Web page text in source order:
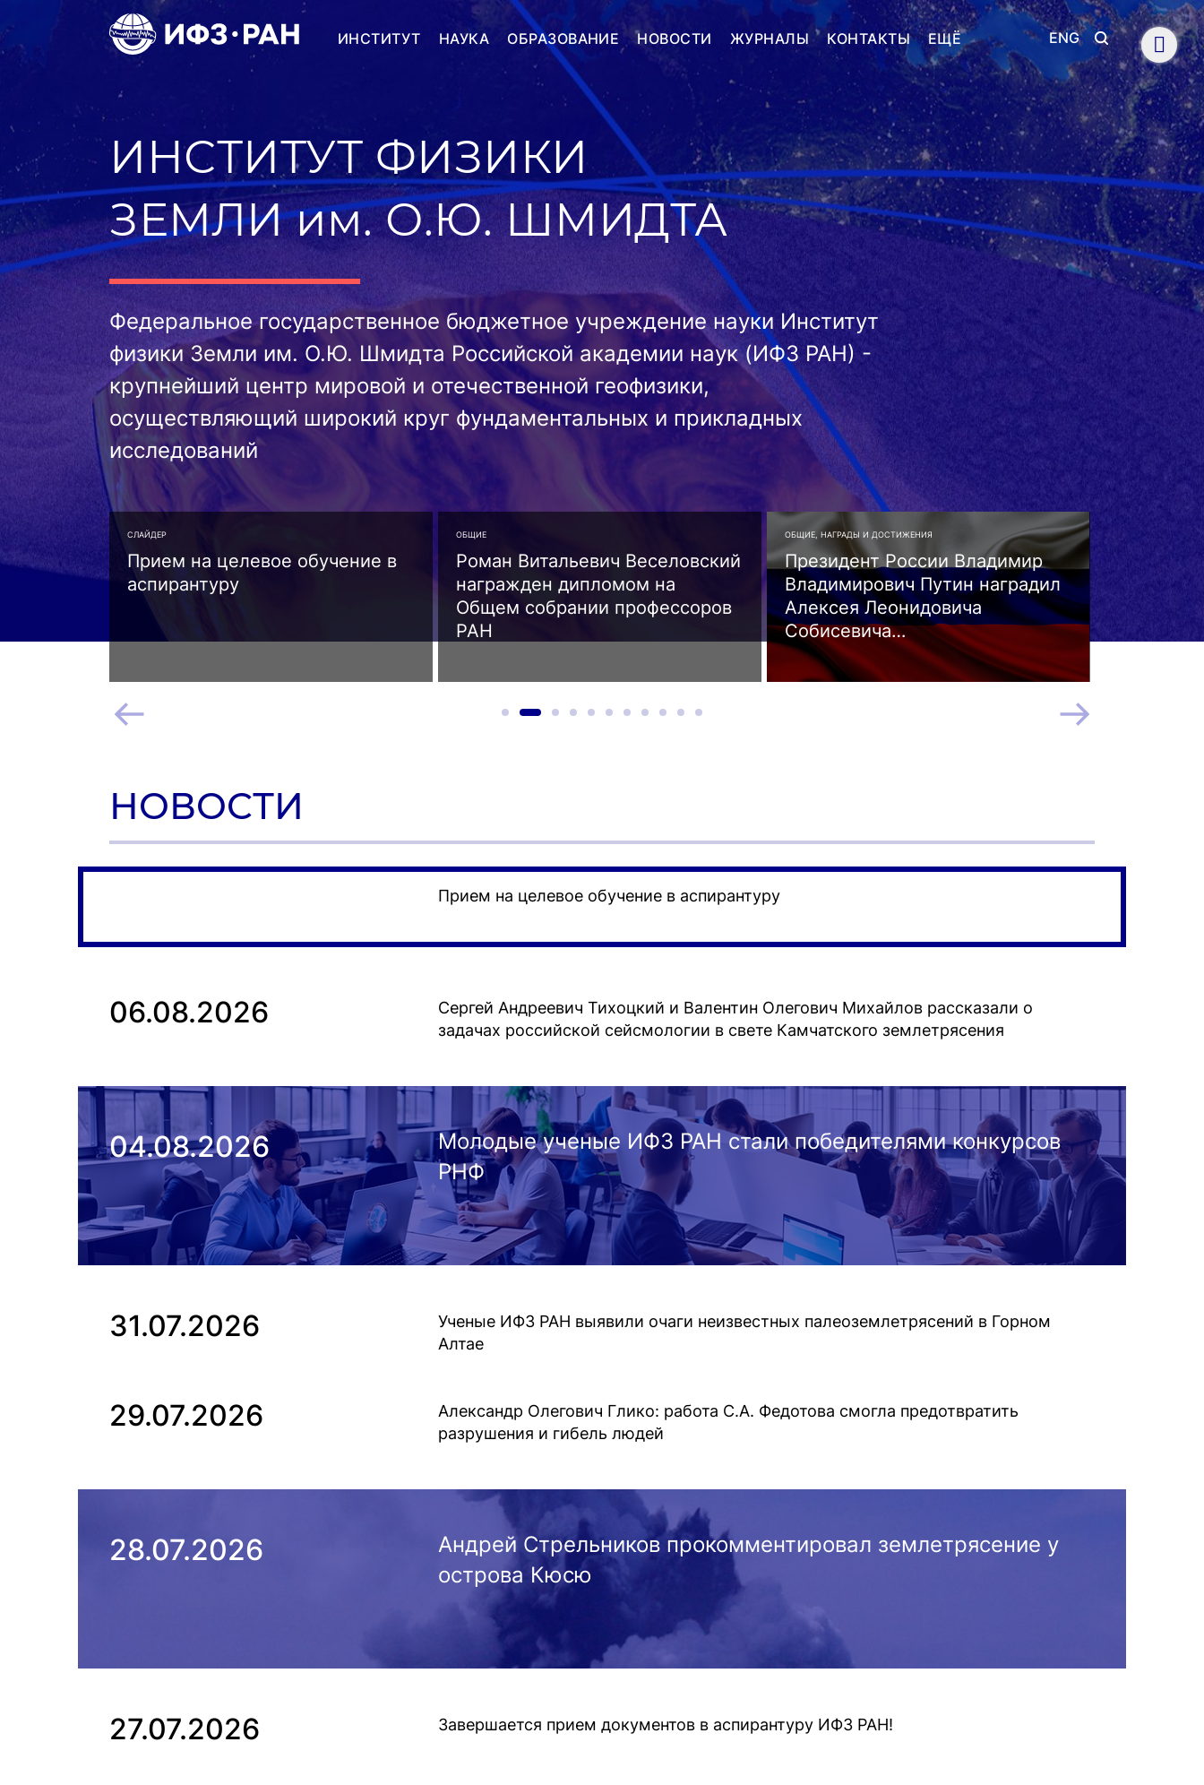
ИНСТИТУТ НАУКА ОБРАЗОВАНИЕ НОВОСТИ ЖУРНАЛЫ КОНТАКТЫ ЕЩЁ ENG
ИНСТИТУТ ФИЗИКИ
ЗЕМЛИим.О.Ю. ШМИДТА
Федеральное государственное бюджетное учреждение науки Институт
физики Земли им. О.Ю. Шмидта Российской академии наук (ИФЗ РАН) -
крупнейший центр мировой и отечественной геофизики,
осуществляющий широкий круг фундаментальных и прикладных
исследований
СЛАЙДЕР
Прием на целевое обучение в
аспирантуру
ОБЩИЕ
Роман Витальевич Веселовский
награжден дипломом на
Общем собрании профессоров
РАН
ОБЩИЕ, НАГРАДЫ И ДОСТИЖЕНИЯ
Президент России Владимир
Владимирович Путин наградил
Алексея Леонидовича
Собисевича…
Руслан
НОВОСТИ
Прием на целевое обучение в аспирантуру
06.08.2026
Сергей Андреевич Тихоцкий и Валентин Олегович Михайлов рассказали о
задачах российской сейсмологии в свете Камчатского землетрясения
04.08.2026
Молодые ученые ИФЗ РАН стали победителями конкурсов
РНФ
31.07.2026
Ученые ИФЗ РАН выявили очаги неизвестных палеоземлетрясений в Горном
Алтае
29.07.2026
Александр Олегович Глико: работа С.А. Федотова смогла предотвратить
разрушения и гибель людей
28.07.2026
Андрей Стрельников прокомментировал землетрясение у
острова Кюсю
27.07.2026 Завершается прием документов в аспирантуру ИФЗ РАН!